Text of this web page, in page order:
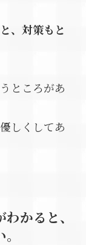
、対策もと
ところがあ
しくしてあ
かると、